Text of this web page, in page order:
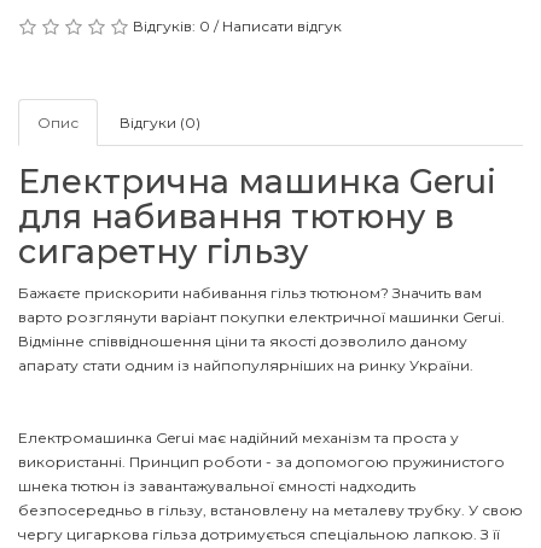
Відгуків: 0 / Написати відгук
Опис Відгуки (0)
Електрична машинка Gerui
для набивання тютюну в
сигаретну гільзу
Бажаєте прискорити набивання гільз тютюном? Значить вам
варто розглянути варіант покупки електричної машинки Gerui.
Відмінне співвідношення ціни та якості дозволило даному
апарату стати одним із найпопулярніших на ринку України.
Електромашинка Gerui має надійний механізм та проста у
використанні. Принцип роботи - за допомогою пружинистого
шнека тютюн із завантажувальної ємності надходить
безпосередньо в гільзу, встановлену на металеву трубку. У свою
чергу цигаркова гільза дотримується спеціальною лапкою. З її